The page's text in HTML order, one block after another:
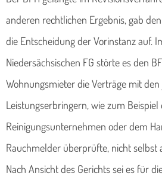
anderen rechtlichen Ergebnis, gab
die Entscheidung der Vorinstanz auf.
Niedersächsischen FG störte es den
Wohnungsmieter die Verträge mit den
Leistungserbringern, wie zum Beispiel
Reinigungsunternehmen oder dem
Rauchmelder überprüfte, nicht selbst
Nach Ansicht des Gerichts sei es für